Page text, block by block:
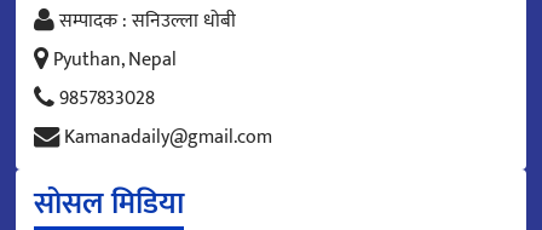
सम्पादक : सनिउल्ला धोबी
Pyuthan, Nepal
9857833028
Kamanadaily@gmail.com
सोसल मिडिया